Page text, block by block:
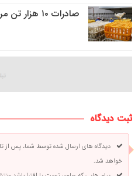
صادرات ۱۰ هزار تن مرغ معادل ۱.۵ روز تولید کشور است
ثبت دیدگاه
دیدگاه های ارسال شده توسط شما، پس از
خواهد شد.